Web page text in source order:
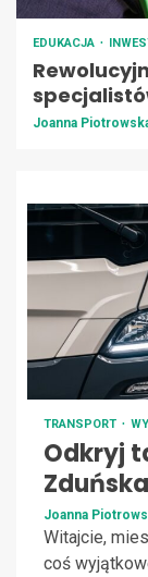
EDUKACJA
Joanna
TRANSPORT
Odkryj
Joanna
Witajcie,
coś